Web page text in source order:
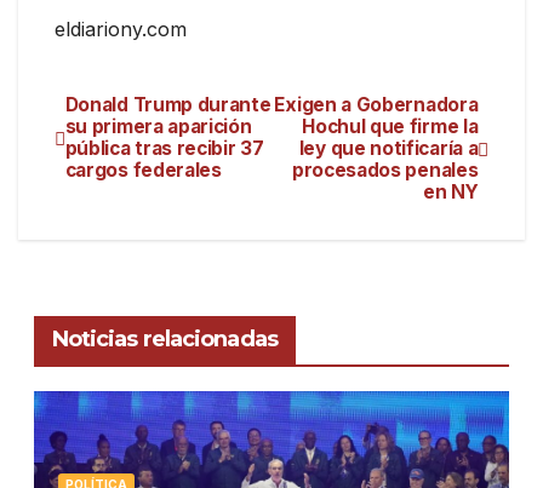
eldiariony.com
Exigen a Gobernadora
Hochul que firme la
ley que notificaría a
procesados penales
en NY
Donald Trump durante
su primera aparición
pública tras recibir 37
cargos federales
Noticias relacionadas
POLÍTICA